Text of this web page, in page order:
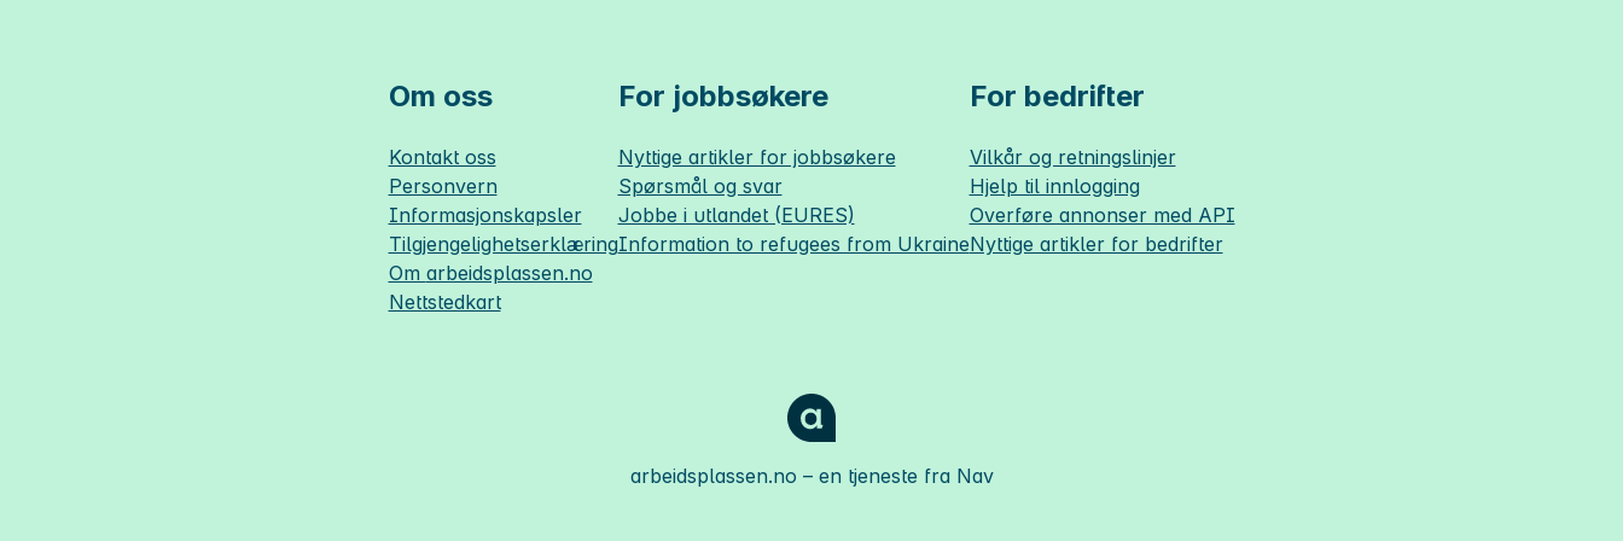
Om oss
Kontakt oss
Personvern
Informasjonskapsler
Tilgjengelighetserklæring
Om arbeidsplassen.no
Nettstedkart
For jobbsøkere
Nyttige artikler for jobbsøkere
Spørsmål og svar
Jobbe i utlandet (EURES)
Information to refugees from Ukraine
For bedrifter
Vilkår og retningslinjer
Hjelp til innlogging
Overføre annonser med API
Nyttige artikler for bedrifter
arbeidsplassen.no – en tjeneste fra Nav